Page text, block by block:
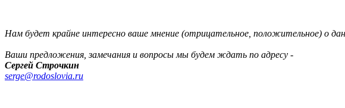
Нам будет крайне интересно ваше мнение (отрицательное, положительное) о
Ваши предложения, замечания и вопросы мы будем ждать по адресу -
Сергей Строчкин
serge@rodoslovia.ru